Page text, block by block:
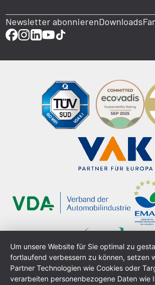
Newsletter abonnierenDownloads
Um unsere Website für Sie optimal zu
fortlaufend verbessern zu können, setzen
Partner Technologien wie Cookies oder
verarbeiten personenbezogene Daten wie